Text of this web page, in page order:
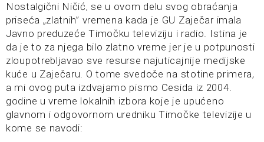
Nostalgični Ničić, se u ovom delu svog obraćanja
priseća „zlatnih” vremena kada je GU Zaječar imala
Javno preduzeće Timočku televiziju i radio. Istina je
da je to za njega bilo zlatno vreme jer je u potpunosti
zloupotrebljavao sve resurse najuticajnije medijske
kuće u Zaječaru. O tome svedoče na stotine primera,
a mi ovog puta izdvajamo pismo Cesida iz 2004.
godine u vreme lokalnih izbora koje je upućeno
glavnom i odgovornom uredniku Timočke televizije u
kome se navodi: